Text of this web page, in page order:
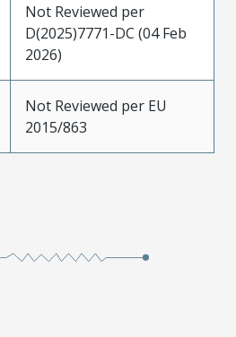
Not Reviewed per
D(2025)7771-DC (04 Feb
2026)
Not Reviewed per EU
2015/863